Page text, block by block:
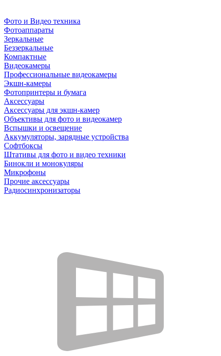
Фото и Видео техника
Фотоаппараты
Зеркальные
Беззеркальные
Компактные
Видеокамеры
Профессиональные видеокамеры
Экшн-камеры
Фотопринтеры и бумага
Аксессуары
Аксессуары для экшн-камер
Объективы для фото и видеокамер
Вспышки и освещение
Аккумуляторы, зарядные устройства
Софтбоксы
Штативы для фото и видео техники
Бинокли и монокуляры
Микрофоны
Прочие аксессуары
Радиосинхронизаторы